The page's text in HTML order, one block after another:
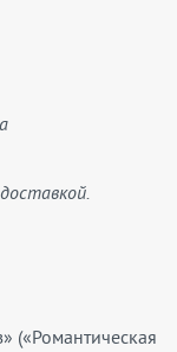
(«Романтическая